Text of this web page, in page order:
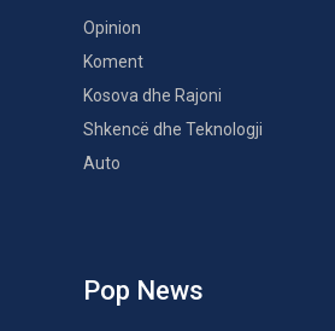
Opinion
Koment
Kosova dhe Rajoni
Shkencë dhe Teknologji
Auto
Pop News